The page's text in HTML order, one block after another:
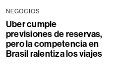
NEGOCIOS
Uber cumple
previsiones de reservas,
pero la competencia en
Brasil ralentiza los viajes